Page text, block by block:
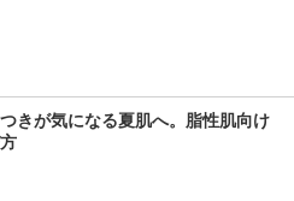
きが気になる夏肌へ。脂性肌向け